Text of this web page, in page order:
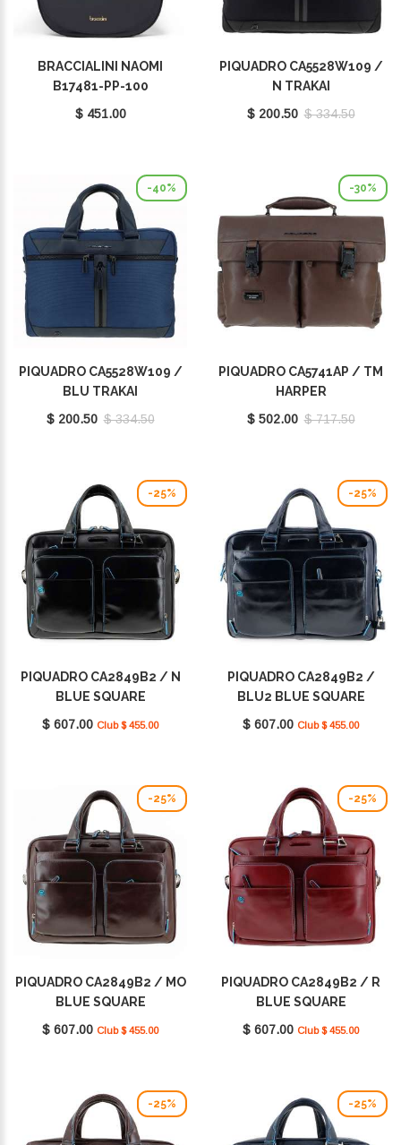
BRACCIALINI NAOMI
B17481-PP-100
$ 451.00
PIQUADRO CA5528W109 /
N TRAKAI
$ 200.50 $ 334.50
-40%
PIQUADRO CA5528W109 /
BLU TRAKAI
$ 200.50 $ 334.50
-30%
PIQUADRO CA5741AP / TM
HARPER
$ 502.00 $ 717.50
-25%
PIQUADRO CA2849B2 / N
BLUE SQUARE
$ 607.00 Club $ 455.00
-25%
PIQUADRO CA2849B2 /
BLU2 BLUE SQUARE
$ 607.00 Club $ 455.00
-25%
PIQUADRO CA2849B2 / MO
BLUE SQUARE
$ 607.00 Club $ 455.00
-25%
PIQUADRO CA2849B2 / R
BLUE SQUARE
$ 607.00 Club $ 455.00
-25% -25%